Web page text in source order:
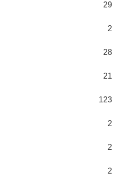
29
2
28
21
123
2
2
2